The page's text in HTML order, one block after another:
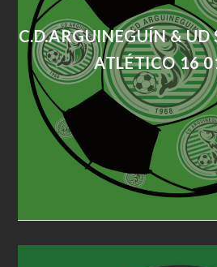
C.D.ARGUINEGUÍN & UD
ATLÉTICO 16